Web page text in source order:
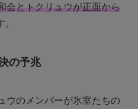
会とトクリュウが正面から
の予兆
ウのメンバーが氷室たちの